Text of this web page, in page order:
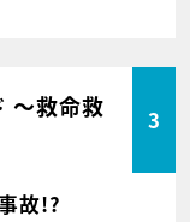
～救命救
3
故!?